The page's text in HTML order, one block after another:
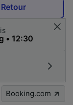
Retour
Booking.com